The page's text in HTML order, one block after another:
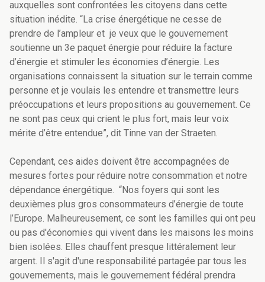
auxquelles sont confrontées les citoyens dans cette
situation inédite. “La crise énergétique ne cesse de
prendre de l’ampleur et je veux que le gouvernement
soutienne un 3e paquet énergie pour réduire la facture
d’énergie et stimuler les économies d’énergie. Les
organisations connaissent la situation sur le terrain comme
personne et je voulais les entendre et transmettre leurs
préoccupations et leurs propositions au gouvernement. Ce
ne sont pas ceux qui crient le plus fort, mais leur voix
mérite d’être entendue”, dit Tinne van der Straeten.
Cependant, ces aides doivent être accompagnées de
mesures fortes pour réduire notre consommation et notre
dépendance énergétique. “Nos foyers qui sont les
deuxièmes plus gros consommateurs d’énergie de toute
l’Europe. Malheureusement, ce sont les familles qui ont peu
ou pas d'économies qui vivent dans les maisons les moins
bien isolées. Elles chauffent presque littéralement leur
argent. Il s'agit d'une responsabilité partagée par tous les
gouvernements, mais le gouvernement fédéral prendra